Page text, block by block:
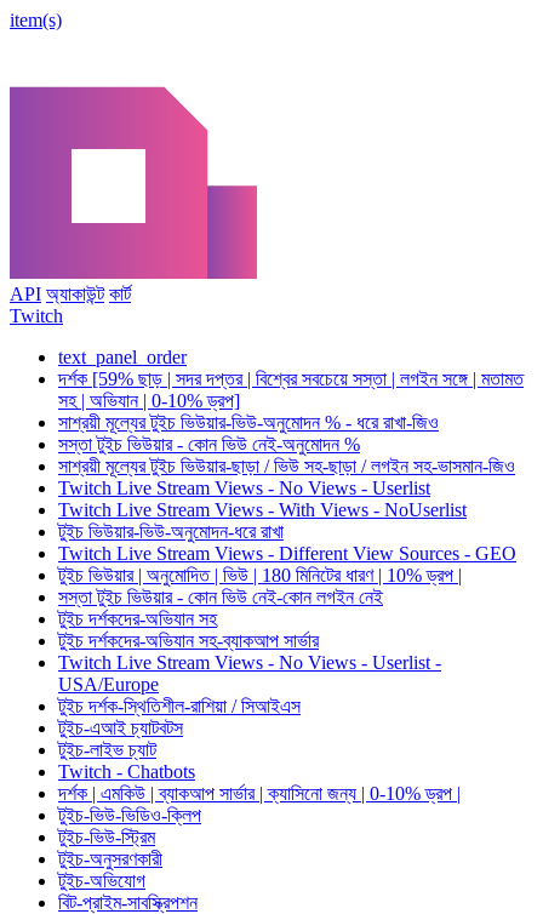
item(s)
API অ্যাকাউন্ট কার্ট
Twitch
text_panel_order
দর্শক [59% ছাড় | সদর দপ্তর | বিশ্বের সবচেয়ে সস্তা | লগইন সঙ্গে | মতামত
সহ | অভিযান | 0-10% ড্রপ]
সাশ্রয়ী মূল্যের টুইচ ভিউয়ার-ভিউ-অনুমোদন % - ধরে রাখা-জিও
সস্তা টুইচ ভিউয়ার - কোন ভিউ নেই-অনুমোদন %
সাশ্রয়ী মূল্যের টুইচ ভিউয়ার-ছাড়া / ভিউ সহ-ছাড়া / লগইন সহ-ভাসমান-জিও
Twitch Live Stream Views - No Views - Userlist
Twitch Live Stream Views - With Views - NoUserlist
টুইচ ভিউয়ার-ভিউ-অনুমোদন-ধরে রাখা
Twitch Live Stream Views - Different View Sources - GEO
টুইচ ভিউয়ার | অনুমোদিত | ভিউ | 180 মিনিটের ধারণ | 10% ড্রপ |
সস্তা টুইচ ভিউয়ার - কোন ভিউ নেই-কোন লগইন নেই
টুইচ দর্শকদের-অভিযান সহ
টুইচ দর্শকদের-অভিযান সহ-ব্যাকআপ সার্ভার
Twitch Live Stream Views - No Views - Userlist -
USA/Europe
টুইচ দর্শক-স্থিতিশীল-রাশিয়া / সিআইএস
টুইচ-এআই চ্যাটবটস
টুইচ-লাইভ চ্যাট
Twitch - Chatbots
দর্শক | এমকিউ | ব্যাকআপ সার্ভার | ক্যাসিনো জন্য | 0-10% ড্রপ |
টুইচ-ভিউ-ভিডিও-ক্লিপ
টুইচ-ভিউ-স্ট্রিম
টুইচ-অনুসরণকারী
টুইচ-অভিযোগ
বিট-প্রাইম-সাবস্ক্রিপশন